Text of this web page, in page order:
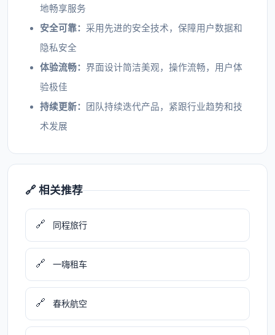
地畅享服务
安全可靠： 采用先进的安全技术，保障用户数据和
隐私安全
体验流畅： 界面设计简洁美观，操作流畅，用户体
验极佳
持续更新：
团队持续迭代产品，紧跟行业趋势和技
术发展
🔗 相关推荐
🔗 同程旅行
🔗 一嗨租车
🔗 春秋航空